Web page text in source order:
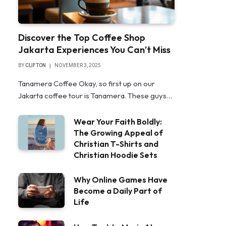
Discover the Top Coffee Shop
Jakarta Experiences You Can’t Miss
BYCLIFTON NOVEMBER 3, 2025
Tanamera Coffee Okay, so first up on our
Jakarta coffee tour is Tanamera. These guys…
Wear Your Faith Boldly:
The Growing Appeal of
Christian T-Shirts and
Christian Hoodie Sets
Why Online Games Have
Become a Daily Part of
Life